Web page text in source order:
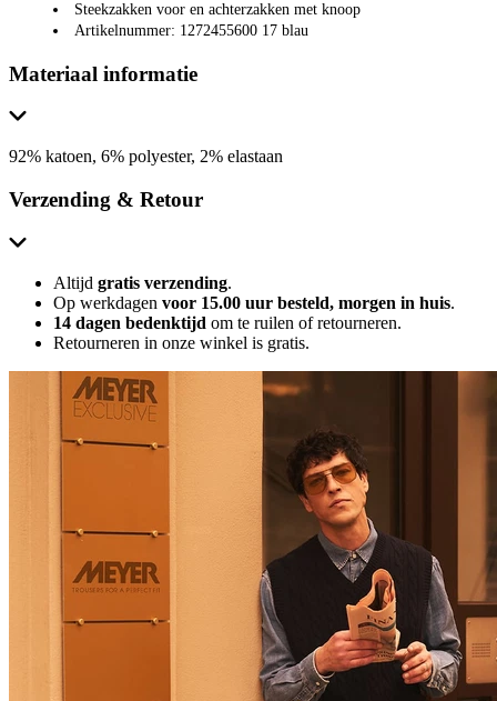
Steekzakken voor en achterzakken met knoop
Artikelnummer: 1272455600 17 blau
Materiaal informatie
92% katoen, 6% polyester, 2% elastaan
Verzending & Retour
Altijd gratis verzending.
Op werkdagen voor 15.00 uur besteld, morgen in huis.
14 dagen bedenktijd om te ruilen of retourneren.
Retourneren in onze winkel is gratis.